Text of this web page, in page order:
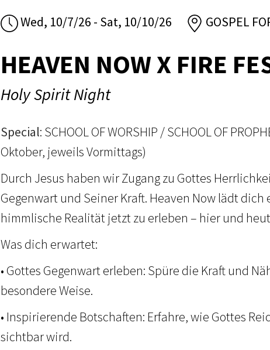
Wed, 10/7/26 - Sat, 10/10/26 GOSPEL
HEAVEN NOW X FIRE
Holy Spirit Night
Special: SCHOOL OF WORSHIP / SCHOOL OF
Oktober, jeweils Vormittags)
Durch Jesus haben wir Zugang zu Gottes
Gegenwart und Seiner Kraft. Heaven Now lädt dich
himmlische Realität jetzt zu erleben – hier und
Was dich erwartet:
• Gottes Gegenwart erleben: Spüre die Kraft und
besondere Weise.
• Inspirierende Botschaften: Erfahre, wie Gottes
sichtbar wird.